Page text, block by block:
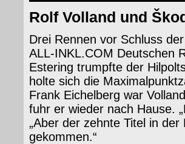
Rolf Volland und
Drei Rennen vor Schluss
ALL-INKL.COM Deutschen
Estering trumpfte der
holte sich die
Frank Eichelberg war
fuhr er wieder nach Hause.
„Aber der zehnte Titel in
gekommen.“